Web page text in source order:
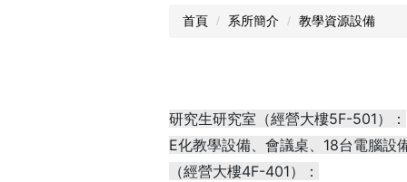
首頁 系所簡介 教學資源設備
研究生研究室（經營大樓5F-501）：
E化教學設備、會議桌、18台電腦
（經營大樓4F-401）：